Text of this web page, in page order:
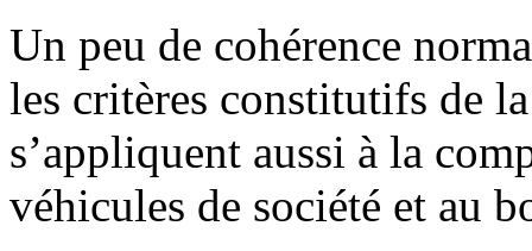
Un peu de cohérence
les critères constitutifs de
s’appliquent aussi à la
véhicules de société et au